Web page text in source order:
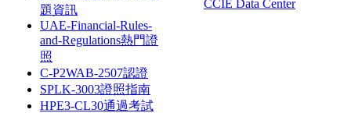
題資訊
UAE-Financial-Rules-
and-Regulations熱門證
照
C-P2WAB-2507認證
SPLK-3003證照指南
HPE3-CL30通過考試
CCIE Data Center